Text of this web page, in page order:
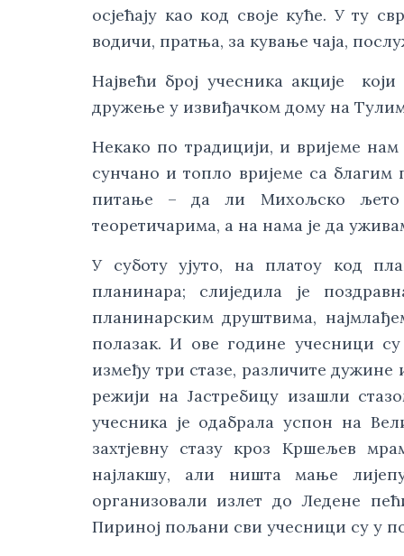
осјећају као код своје куће. У ту
водичи, пратња, за кување чаја,
Највећи број учесника акције
дружење у извиђачком дому на
Некако по традицији, и вријеме
сунчано и топло вријеме са
питање – да ли Михољско љето
теоретичарима, а на нама је да
У суботу ујуто, на платоу код
планинара; слиједила је
планинарским друштвима,
полазак. И ове године учесници
између три стазе, различите дужине
режији на Јастребицу изашли
учесника је одабрала успон на
захтјевну стазу кроз Кршељев
најлакшу, али ништа мање
организовали излет до Ледене
Пириној пољани сви учесници су у